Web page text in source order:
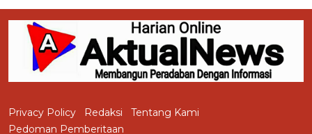
Privacy Policy Redaksi
Tentang Kami
Pedoman Pemberitaan